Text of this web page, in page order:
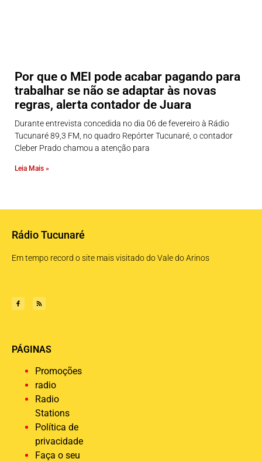
Por que o MEI pode acabar pagando para
trabalhar se não se adaptar às novas
regras, alerta contador de Juara
Durante entrevista concedida no dia 06 de fevereiro à Rádio
Tucunaré 89,3 FM, no quadro Repórter Tucunaré, o contador
Cleber Prado chamou a atenção para
Leia Mais »
Rádio Tucunaré
Em tempo record o site mais visitado do Vale do Arinos
PÁGINAS
Promoções
radio
Radio
Stations
Política de
privacidade
Faça o seu